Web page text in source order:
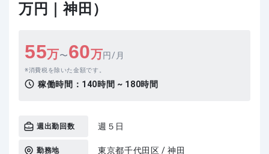
万円｜神田）
55万〜60万円/月
消費税を除いた金額です。
稼働時間： 140時間 ~ 180時間
週出勤回数 週５日
勤務地 東京都千代田区 / 神田